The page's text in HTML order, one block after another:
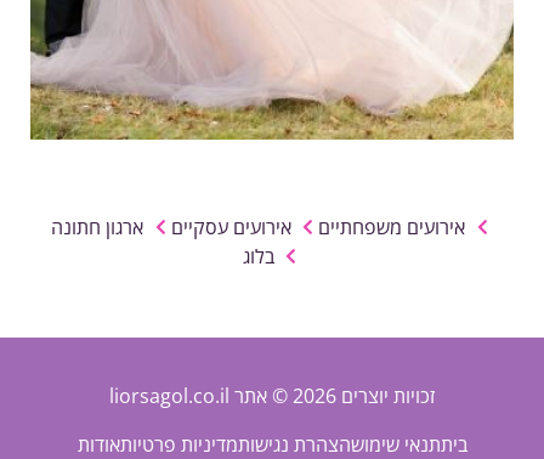
אירועים משפחתיים אירועים עסקיים
ארגון חתונה
בלוג
זכויות יוצרים 2026 © אתר liorsagol.co.il
תנאי שימושהצהרת נגישותמדיניות פרטיותאודות